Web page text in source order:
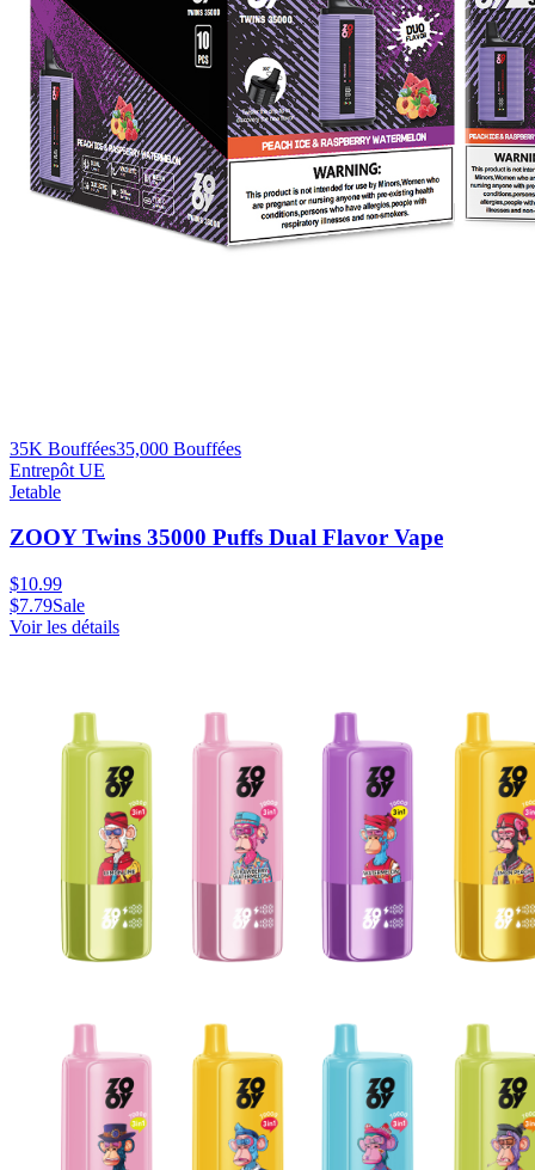
35K Bouffées35,000 Bouffées
Entrepôt UE
Jetable
ZOOY Twins 35000 Puffs Dual Flavor Vape
$10.99
$7.79Sale
Voir les détails